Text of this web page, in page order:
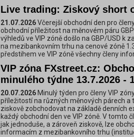
Live trading: Ziskový short
21.07.2026Včerejší obchodní den pro
obchodní příležitost na měnovém páru
výhledů ve VIP zóně došlo na GBP/USD k
na mezibankovním trhu na cenové zóně
předstihem ve VIP zóně všechny členy
VIP zóna FXstreet.cz:
minulého týdne 13.7.2026 -
20.07.2026 Minulý týden pro členy VIP
příležitostí na různých měnových párech a
ziskově zobchodovat na základě denních
každý obchodní den ve VIP zóně. V tomto
jak jednoduše, a zároveň ziskově, lze
informacím z mezibankovního trhu